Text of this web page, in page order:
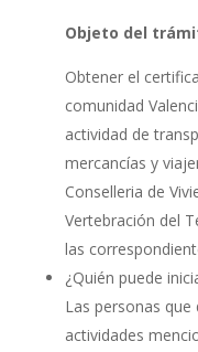
Objeto del
Obtener el
comunidad
actividad de
mercancías y
Conselleria de
Vertebración del
las
¿Quién puede
Las personas que
actividades